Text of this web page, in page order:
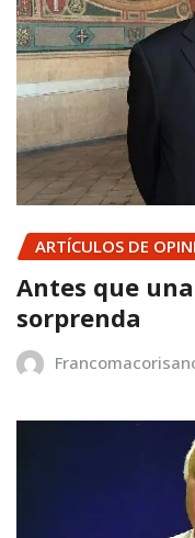
ARTÍCULOS DE
Antes que
sorprenda